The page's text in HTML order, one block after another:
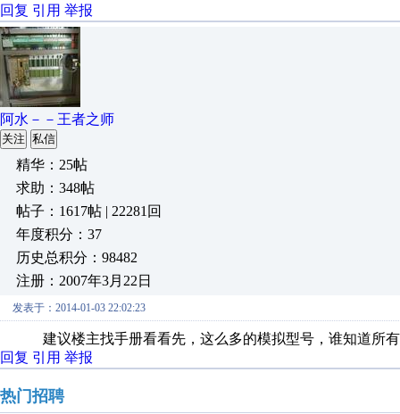
回复 引用 举报
阿水－－王者之师
关注 私信
精华：25帖
求助：348帖
帖子：1617帖 | 22281回
年度积分：37
历史总积分：98482
注册：2007年3月22日
发表于：2014-01-03 22:02:23
建议楼主找手册看看先，这么多的模拟型号，谁知道所有
回复 引用 举报
热门招聘